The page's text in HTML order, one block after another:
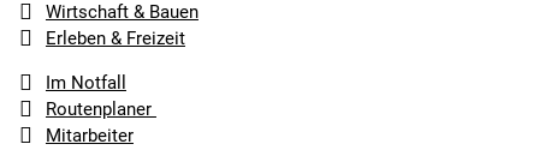
Wirtschaft & Bauen
Erleben & Freizeit
Im Notfall
Routenplaner
Mitarbeiter